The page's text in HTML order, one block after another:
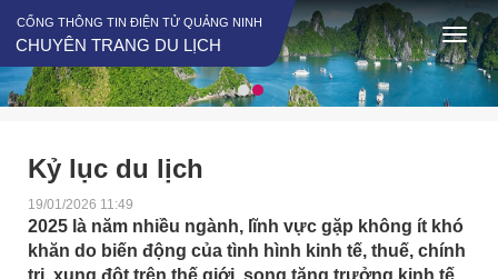
CỔNG THÔNG TIN ĐIỆN TỬ QUẢNG NINH
CHUYÊN TRANG DU LỊCH
Kỷ lục du lịch
19/01/2026 11:49
2025 là năm nhiều ngành, lĩnh vực gặp không ít khó
khăn do biến động của tình hình kinh tế, thuế, chính